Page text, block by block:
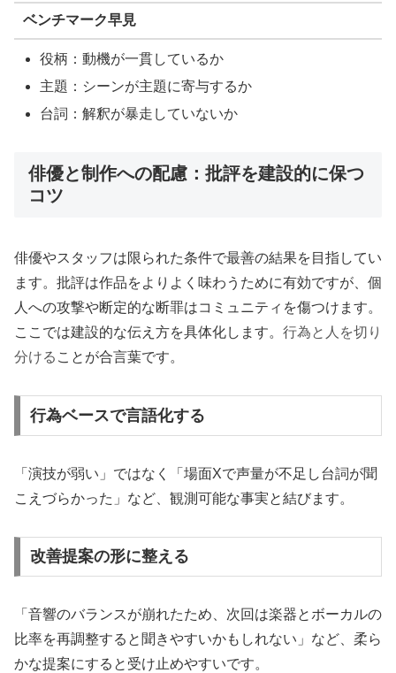
ベンチマーク早見
役柄：動機が一貫しているか
主題：シーンが主題に寄与するか
台詞：解釈が暴走していないか
俳優と制作への配慮：批評を建設的に保つ
コツ
俳優やスタッフは限られた条件で最善の結果を目指してい
ます。批評は作品をよりよく味わうために有効ですが、個
人への攻撃や断定的な断罪はコミュニティを傷つけます。
ここでは建設的な伝え方を具体化します。 行為と人を切り
分ける ことが合言葉です。
行為ベースで言語化する
「演技が弱い」ではなく「場面Xで声量が不足し台詞が聞
こえづらかった」など、観測可能な事実と結びます。
改善提案の形に整える
「音響のバランスが崩れたため、次回は楽器とボーカルの
比率を再調整すると聞きやすいかもしれない」など、柔ら
かな提案にすると受け止めやすいです。